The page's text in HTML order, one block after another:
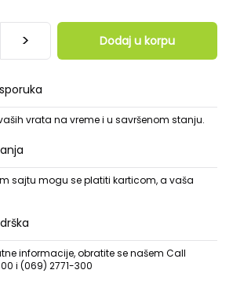
> Dodaj u korpu
vrata na vreme i u savršenom stanju.
sajtu mogu se platiti karticom, a vaša
informacije, obratite se našem Call
i (069) 2771-300